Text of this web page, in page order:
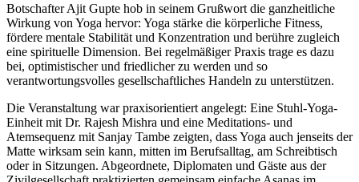
Botschafter Ajit Gupte hob in seinem Grußwort die ganzheitliche
Wirkung von Yoga hervor: Yoga stärke die körperliche Fitness,
fördere mentale Stabilität und Konzentration und berühre zugleich
eine spirituelle Dimension. Bei regelmäßiger Praxis trage es dazu
bei, optimistischer und friedlicher zu werden und so
verantwortungsvolles gesellschaftliches Handeln zu unterstützen.
Die Veranstaltung war praxisorientiert angelegt: Eine Stuhl-Yoga-
Einheit mit Dr. Rajesh Mishra und eine Meditations- und
Atemsequenz mit Sanjay Tambe zeigten, dass Yoga auch jenseits der
Matte wirksam sein kann, mitten im Berufsalltag, am Schreibtisch
oder in Sitzungen. Abgeordnete, Diplomaten und Gäste aus der